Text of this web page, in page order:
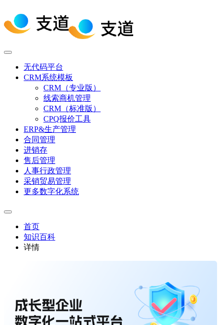
无代码平台
CRM系统模板
CRM（专业版）
线索商机管理
CRM（标准版）
CPQ报价工具
ERP&生产管理
合同管理
进销存
售后管理
人事行政管理
采销贸易管理
更多数字化系统
首页
知识百科
详情